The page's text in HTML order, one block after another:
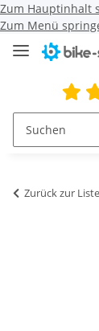
Zum Hauptinhalt
Zum Menü
Zurück zur Liste